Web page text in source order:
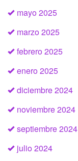
mayo 2025
marzo 2025
febrero 2025
enero 2025
diciembre 2024
noviembre 2024
septiembre 2024
julio 2024